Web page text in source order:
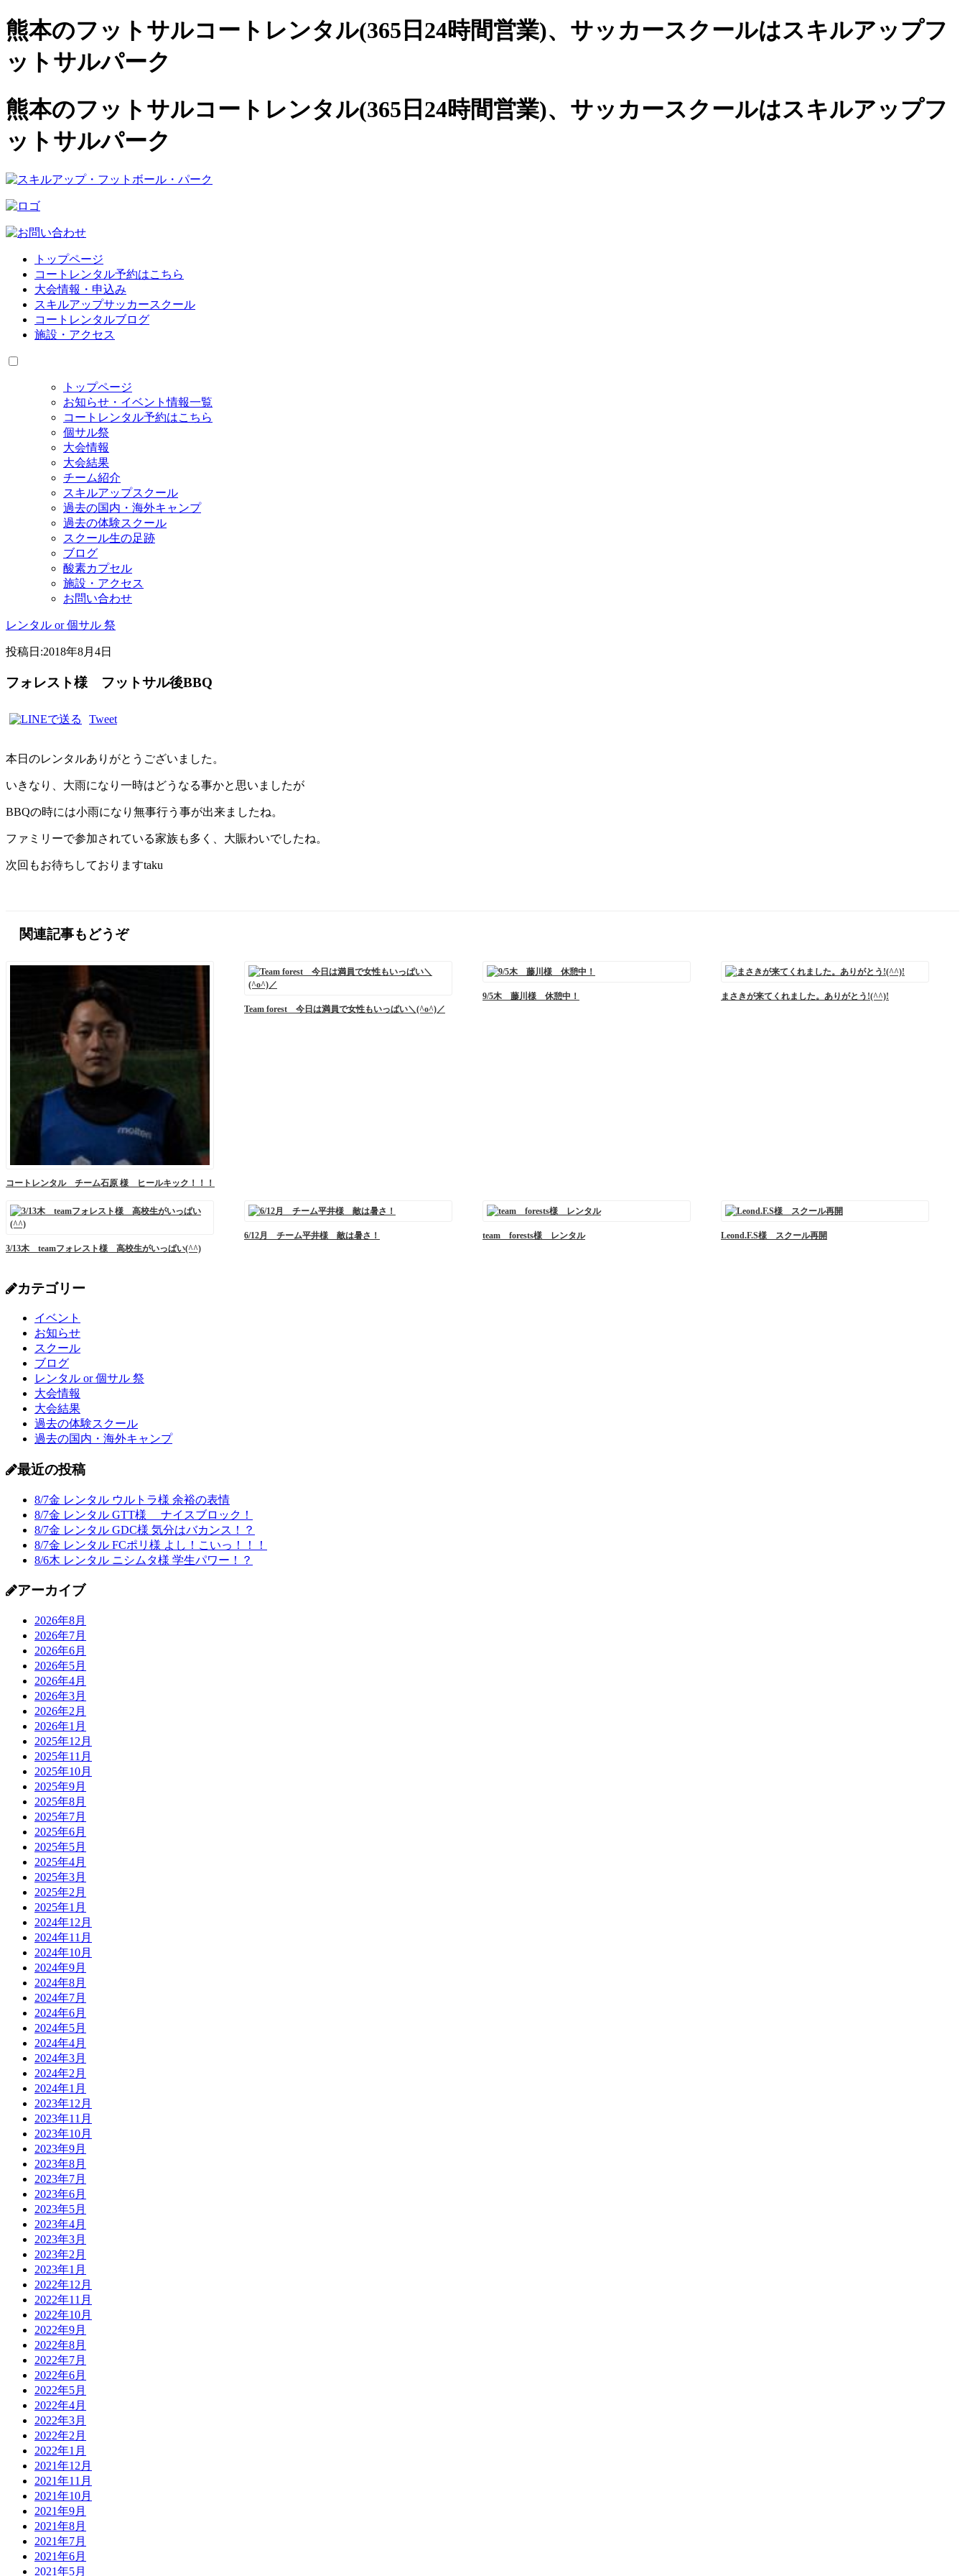
熊本のフットサルコートレンタル(365日24時間営業)、 サッカースクールはスキルアップフ
ットサルパーク
熊本のフットサルコートレンタル(365日24時間営業)、サッカースクールはスキルアップフ
ットサルパーク
トップページ
コートレンタル予約はこちら
大会情報・申込み
スキルアップサッカースクール
コートレンタルブログ
施設・アクセス
トップページ
お知らせ・イベント情報一覧
コートレンタル予約はこちら
個サル祭
大会情報
大会結果
チーム紹介
スキルアップスクール
過去の国内・海外キャンプ
過去の体験スクール
スクール生の足跡
ブログ
酸素カプセル
施設・アクセス
お問い合わせ
レンタル or 個サル 祭
投稿日:2018年8月4日
フォレスト様 フットサル後BBQ
Tweet
本日のレンタルありがとうございました。
いきなり、大雨になり一時はどうなる事かと思いましたが
BBQの時には小雨になり無事行う事が出来ましたね。
ファミリーで参加されている家族も多く、大賑わいでしたね。
次回もお待ちしておりますtaku
関連記事もどうぞ
コートレンタル チーム石原 様 ヒールキック！！！
Team forest 今日は満員で女性もいっぱい＼(^o^)／
9/5木 藤川様 休憩中！ まさきが来てくれました。ありがとう!(^^)!
3/13木 teamフォレスト様 高校生がいっぱい(^^)
6/12月 チーム平井様 敵は暑さ！ team forests様 レンタル Leond.F.S様 スクール再開
カテゴリー
イベント
お知らせ
スクール
ブログ
レンタル or 個サル 祭
大会情報
大会結果
過去の体験スクール
過去の国内・海外キャンプ
最近の投稿
8/7金 レンタル ウルトラ様 余裕の表情
8/7金 レンタル GTT様 ナイスブロック！
8/7金 レンタル GDC様 気分はバカンス！？
8/7金 レンタル FCポリ様 よし！こいっ！！！
8/6木 レンタル ニシムタ様 学生パワー！？
アーカイブ
2026年8月
2026年7月
2026年6月
2026年5月
2026年4月
2026年3月
2026年2月
2026年1月
2025年12月
2025年11月
2025年10月
2025年9月
2025年8月
2025年7月
2025年6月
2025年5月
2025年4月
2025年3月
2025年2月
2025年1月
2024年12月
2024年11月
2024年10月
2024年9月
2024年8月
2024年7月
2024年6月
2024年5月
2024年4月
2024年3月
2024年2月
2024年1月
2023年12月
2023年11月
2023年10月
2023年9月
2023年8月
2023年7月
2023年6月
2023年5月
2023年4月
2023年3月
2023年2月
2023年1月
2022年12月
2022年11月
2022年10月
2022年9月
2022年8月
2022年7月
2022年6月
2022年5月
2022年4月
2022年3月
2022年2月
2022年1月
2021年12月
2021年11月
2021年10月
2021年9月
2021年8月
2021年7月
2021年6月
2021年5月